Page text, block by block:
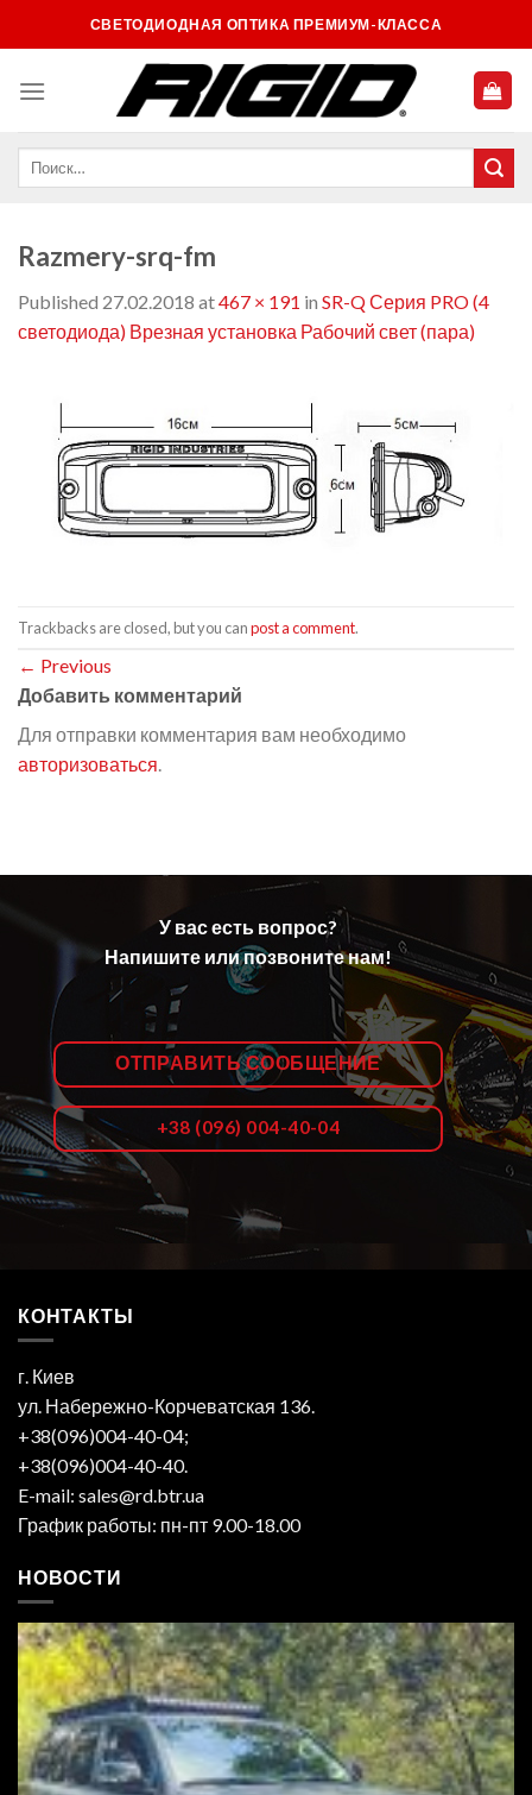
to
СВЕТОДИОДНАЯ ОПТИКА ПРЕМИУМ-КЛАССА
Razmery-srq-fm
Published 27.02.2018 at467 × 191 in SR-Q Серия PRO (4
светодиода) Врезная установка Рабочий свет (пара)
Trackbacks are closed, but you canpost a comment.
← Previous
Добавить комментарий
Для отправки комментария вам необходимо
авторизоваться.
У вас есть вопрос?
Напишите или позвоните нам!
ОТПРАВИТЬ СООБЩЕНИЕ
+38 (096) 004-40-04
КОНТАКТЫ
г. Киев
ул. Набережно-Корчеватская 136.
+38(096)004-40-04;
+38(096)004-40-40.
E-mail: sales@rd.btr.ua
График работы: пн-пт 9.00-18.00
НОВОСТИ